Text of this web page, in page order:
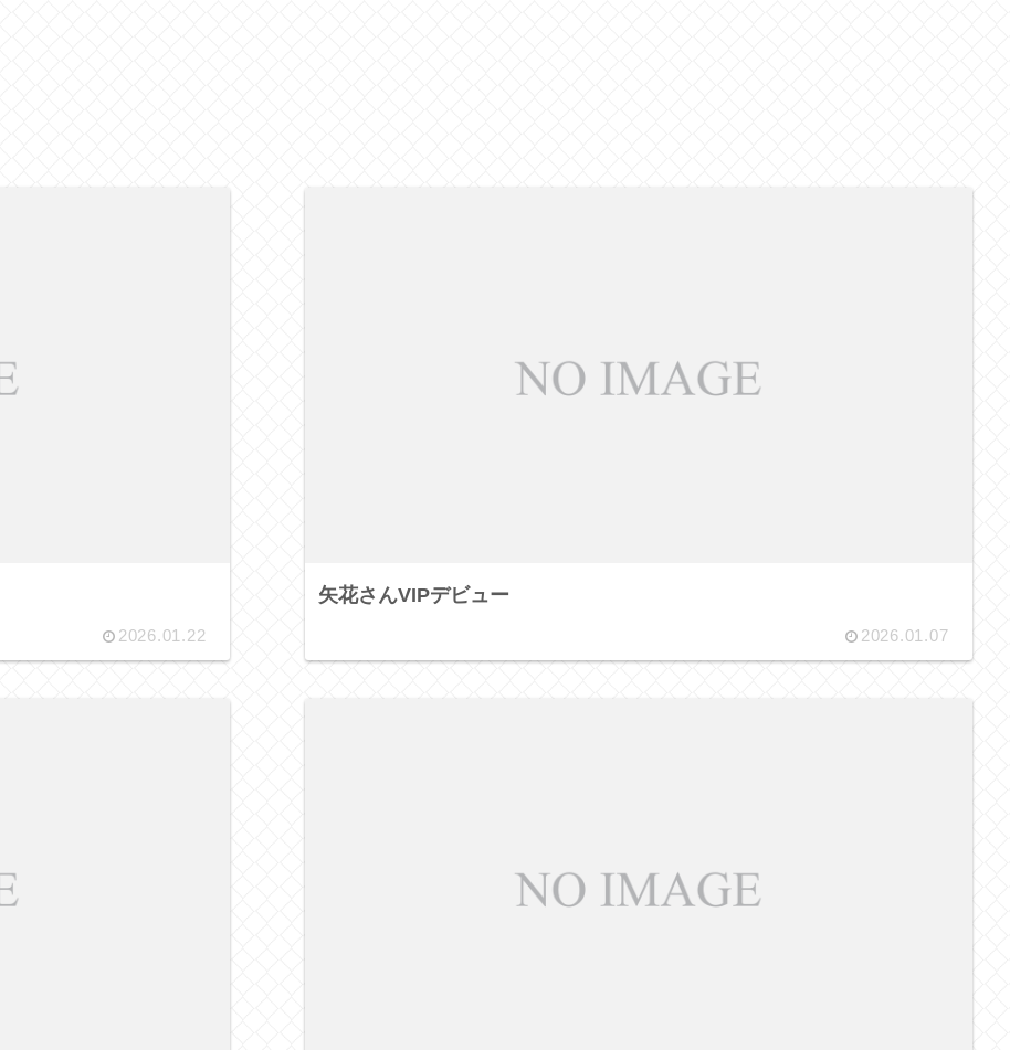
2026.01.22
矢花さんVIPデビュー
2026.01.07